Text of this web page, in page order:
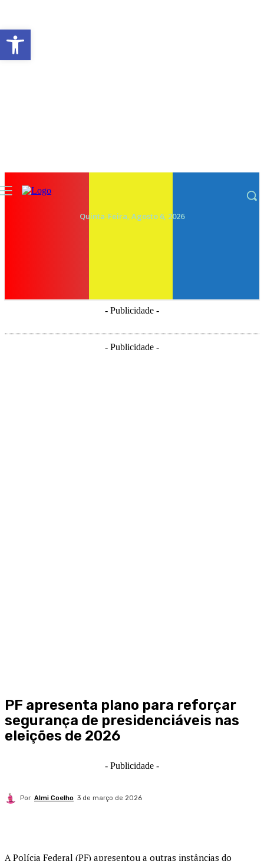
Quinta-Feira, Agosto 6, 2026
- Publicidade -
- Publicidade -
PF apresenta plano para reforçar
segurança de presidenciáveis nas
eleições de 2026
- Publicidade -
Por Almi Coelho 3 de março de 2026
APolícia Federal (PF) apresentou a outras instâncias do
Abrir a barra de ferramentas